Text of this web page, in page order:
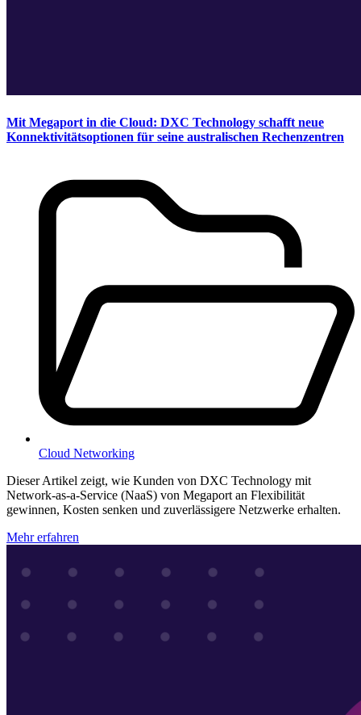
Mit Megaport in die Cloud: DXC Technology schafft neue
Konnektivitätsoptionen für seine australischen Rechenzentren
Cloud Networking
Dieser Artikel zeigt, wie Kunden von DXC Technology mit
Network-as-a-Service (NaaS) von Megaport an Flexibilität
gewinnen, Kosten senken und zuverlässigere Netzwerke erhalten.
Mehr erfahren